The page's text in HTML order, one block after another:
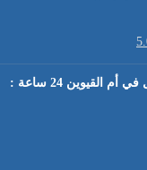
كهربائي منازل في أم القيوين 24 ساعة :